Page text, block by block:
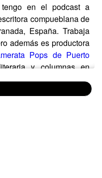
en el podcast a
compueblana de
España. Trabaja
además es productora
Pops de Puerto
y columnas en
Rico y España. Su
literaria y su primer libro